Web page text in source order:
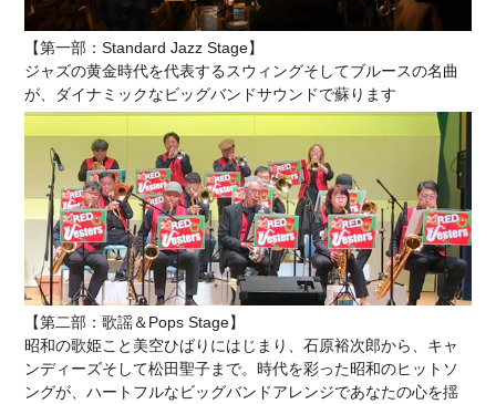
【第一部：Standard Jazz Stage】
ジャズの黄金時代を代表するスウィングそしてブルースの名曲
が、ダイナミックなビッグバンドサウンドで蘇ります
【第二部：歌謡＆Pops Stage】
昭和の歌姫こと美空ひばりにはじまり、石原裕次郎から、キャ
ンディーズそして松田聖子まで。時代を彩った昭和のヒットソ
ングが、ハートフルなビッグバンドアレンジであなたの心を揺